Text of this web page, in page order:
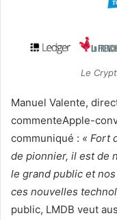
Le
Manuel Valente,
commenteApple-
communiqué : « Fort
de pionnier, il est de
le grand public et
ces nouvelles
public, LMDB veut